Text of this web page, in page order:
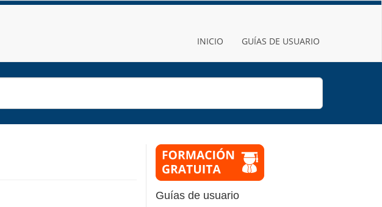
INICIO GUÍAS DE USUARIO
Guías de usuario